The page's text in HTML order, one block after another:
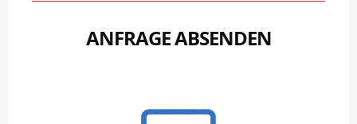
ANFRAGE ABSENDEN